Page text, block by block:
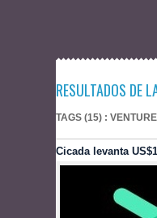
RESULTADOS DE
TAGS (15) :
Cicada levanta